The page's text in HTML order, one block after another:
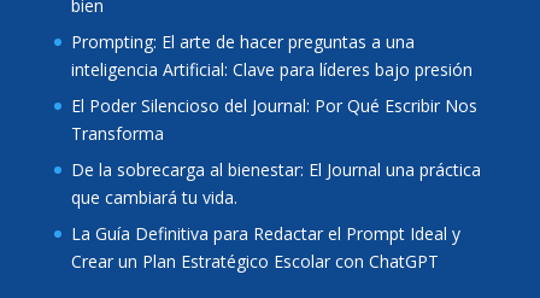
bien
Prompting: El arte de hacer preguntas a una
inteligencia Artificial: Clave para líderes bajo presión
El Poder Silencioso del Journal: Por Qué Escribir Nos
Transforma
De la sobrecarga al bienestar: El Journal una práctica
que cambiará tu vida.
La Guía Definitiva para Redactar el Prompt Ideal y
Crear un Plan Estratégico Escolar con ChatGPT